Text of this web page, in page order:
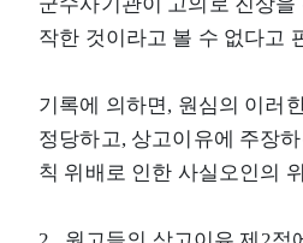
작한 것이라고 볼 수 없다고
기록에 의하면, 원심의 이러
정당하고, 상고이유에 주장
칙 위배로 인한 사실오인의